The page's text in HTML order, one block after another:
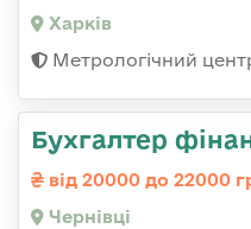
Харків
Метрологічний
Бухгалтер
від 20000 до 22000
Чернівці